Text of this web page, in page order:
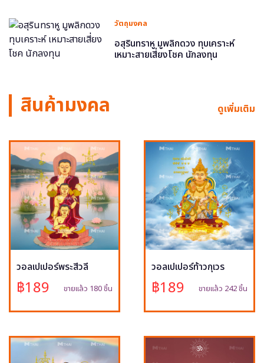
วัตถุมงคล
อสุรินทราหู มูพลิกดวง ทุบเคราะห์
เหมาะสายเสี่ยงโชค นักลงทุน
สินค้ามงคล ดูเพิ่มเติม
วอลเปเปอร์พระสีวลี
฿189 ขายแล้ว 180 ชิ้น
วอลเปเปอร์ท้าวกุเวร
฿189 ขายแล้ว 242 ชิ้น